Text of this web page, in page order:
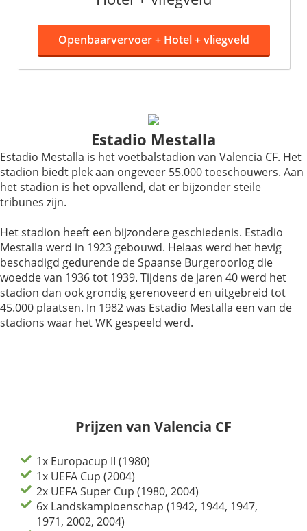
Openbaarvervoer + Hotel + vliegveld
Estadio Mestalla
Estadio Mestalla is het voetbalstadion van Valencia CF. Het
stadion biedt plek aan ongeveer 55.000 toeschouwers. Aan
het stadion is het opvallend, dat er bijzonder steile
tribunes zijn.
Het stadion heeft een bijzondere geschiedenis. Estadio
Mestalla werd in 1923 gebouwd. Helaas werd het hevig
beschadigd gedurende de Spaanse Burgeroorlog die
woedde van 1936 tot 1939. Tijdens de jaren 40 werd het
stadion dan ook grondig gerenoveerd en uitgebreid tot
45.000 plaatsen. In 1982 was Estadio Mestalla een van de
stadions waar het WK gespeeld werd.
Prijzen van Valencia CF
1x Europacup II (1980)
1x UEFA Cup (2004)
2x UEFA Super Cup (1980, 2004)
6x Landskampioenschap (1942, 1944, 1947,
1971, 2002, 2004)